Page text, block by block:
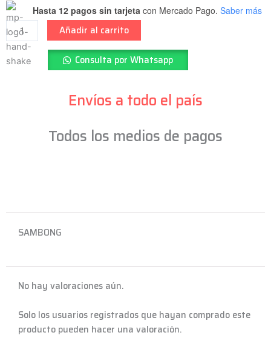
Hasta 12 pagos sin tarjeta con Mercado Pago. Saber más
Jack
para
guitarra
-
JC10
Añadir al carrito
Consulta por Whatsapp
Envíos a todo el país
Todos los medios de pagos
SAMBONG
No hay valoraciones aún.
Solo los usuarios registrados que hayan comprado este
producto pueden hacer una valoración.